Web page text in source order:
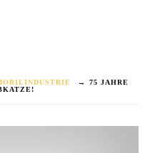
→
75 JAHRE